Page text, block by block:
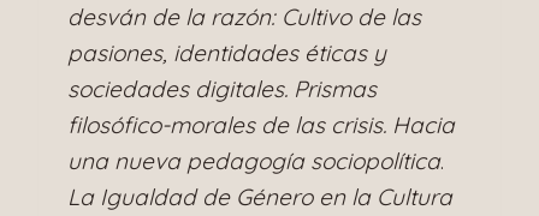
desván de la razón: Cultivo de las
pasiones, identidades éticas y
sociedades digitales. Prismas
filosófico-morales de las crisis. Hacia
una nueva pedagogía sociopolítica.
La Igualdad de Género en la Cultura